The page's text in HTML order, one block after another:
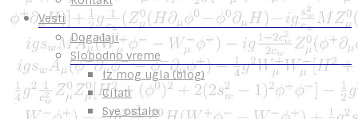
Vesti
Događaji
Slobodno vreme
Iz mog ugla (blog)
Citati
Sve ostalo